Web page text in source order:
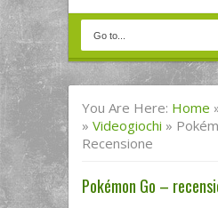
You Are Here: Home
» Videogiochi »
Recensione
Pokémon Go –